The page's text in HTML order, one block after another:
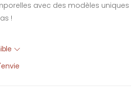
avec des modèles uniques
!